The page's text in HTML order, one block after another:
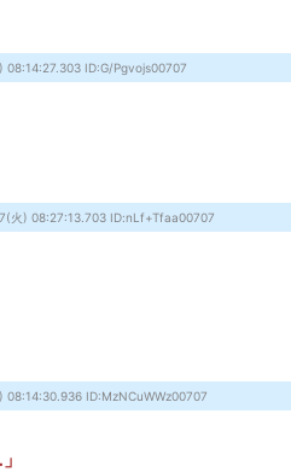
08:14:27.303 ID:G/Pgvojs00707
火) 08:27:13.703 ID:nLf+Tfaa00707
08:14:30.936 ID:MzNCuWWz00707